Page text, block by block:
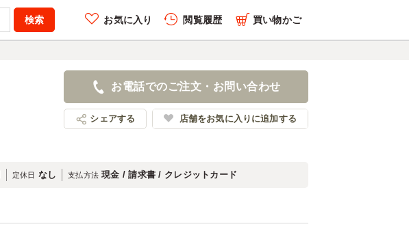
お気に入り 閲覧履歴
履歴を全件削除する
店舗名：神田明神下みやび
買い物かご
お電話でのご注文・お問い合わせ
シェアする 店舗をお気に入りに追加する
定休日 なし 支払方法 現金 / 請求書 / クレジットカード